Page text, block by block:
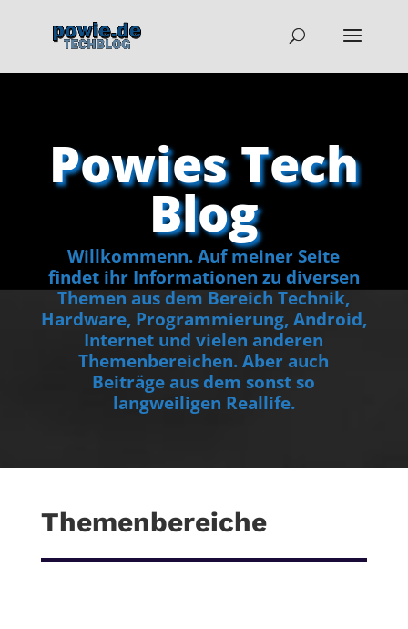
Powies Tech
Blog
Willkommenn. Auf meiner Seite
findet ihr Informationen zu diversen
Themen aus dem Bereich Technik,
Hardware, Programmierung, Android,
Internet und vielen anderen
Themenbereichen. Aber auch
Beiträge aus dem sonst so
langweiligen Reallife.
Themenbereiche